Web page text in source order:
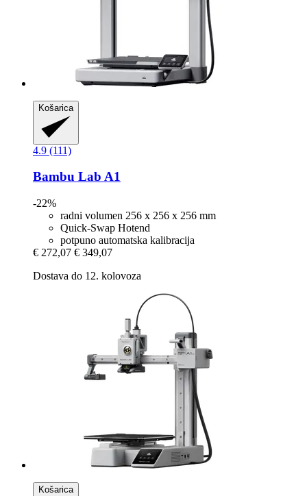
Košarica
4.9 (111)
Bambu Lab A1
-22%
radni volumen 256 x 256 x 256 mm
Quick-Swap Hotend
potpuno automatska kalibracija
€ 272,07 € 349,07
Dostava do 12. kolovoza
Košarica